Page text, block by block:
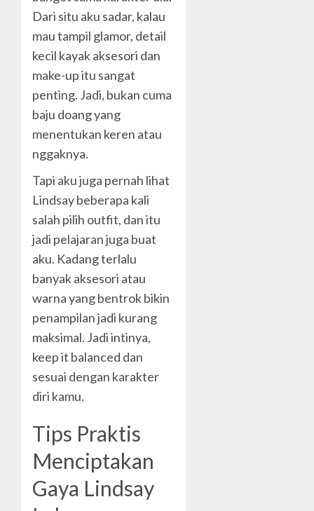
Dari situ aku sadar, kalau
mau tampil glamor, detail
kecil kayak aksesori dan
make-up itu sangat
penting. Jadi, bukan cuma
baju doang yang
menentukan keren atau
nggaknya.
Tapi aku juga pernah lihat
Lindsay beberapa kali
salah pilih outfit, dan itu
jadi pelajaran juga buat
aku. Kadang terlalu
banyak aksesori atau
warna yang bentrok bikin
penampilan jadi kurang
maksimal. Jadi intinya,
keep it balanced dan
sesuai dengan karakter
diri kamu.
Tips Praktis
Menciptakan
Gaya Lindsay